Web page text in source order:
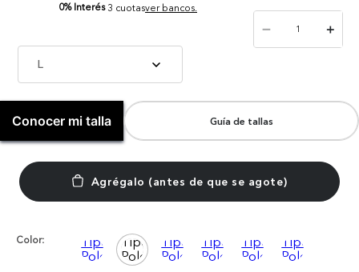
0% Interés 3 cuotasver bancos.
L
＋
－
Conocer mi talla Guía de tallas
Color: